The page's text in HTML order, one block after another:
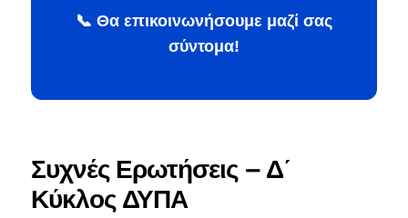
📞 Θα επικοινωνήσουμε μαζί σας
σύντομα!
Συχνές Ερωτήσεις – Δ΄
Κύκλος ΔΥΠΑ